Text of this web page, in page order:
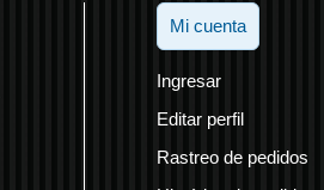
Mi cuenta
Ingresar
Editar perfil
Rastreo de pedidos